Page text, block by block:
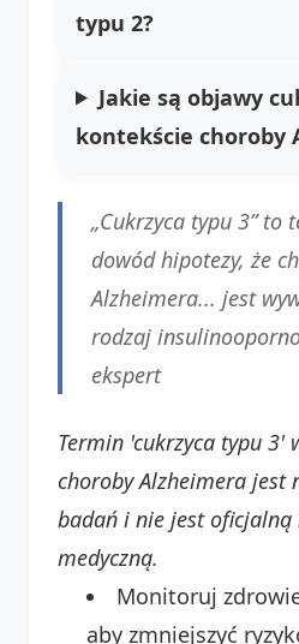
typu 2?
Jakie są objawy
kontekście choroby
„Cukrzyca typu 3” to
dowód hipotezy, że
Alzheimera... jest
rodzaj
ekspert
Termin 'cukrzyca typu 3'
choroby Alzheimera jest
badań i nie jest oficjalną
medyczną.
Monitoruj
aby zmniejszyć